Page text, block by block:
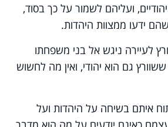
ועליהם לשמור על כך בסוד,
ידעו ממצוות היהדות.
לעיירה ניגש אל בני משפחתו
גם הוא יהודי, ואין מה לחשוש
איתם בשיחה על היהדות ועל